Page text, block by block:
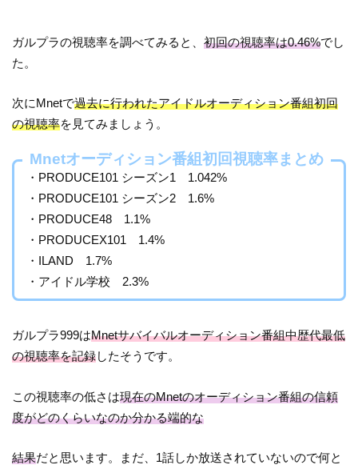
ガルプラの視聴率を調べてみると、初回の視聴率は0.46%でし
た。
次にMnetで過去に行われたアイドルオーディション番組初回
の視聴率を見てみましょう。
Mnetオーディション番組初回視聴率まとめ
・PRODUCE101 シーズン1 1.042%
・PRODUCE101 シーズン2 1.6%
・PRODUCE48 1.1%
・PRODUCEX101 1.4%
・ILAND 1.7%
・アイドル学校 2.3%
ガルプラ999はMnetサバイバルオーディション番組中歴代最低
の視聴率を記録したそうです。
この視聴率の低さは現在のMnetのオーディション番組の信頼
度がどのくらいなのか分かる端的な
結果だと思います。まだ、1話しか放送されていないので何と